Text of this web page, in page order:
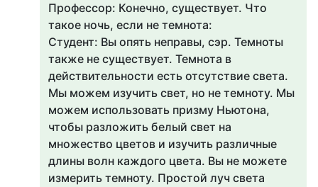
Профессор: Конечно, существует. Что
такое ночь, если не темнота:
Студент: Вы опять неправы, сэр. Темноты
также не существует. Темнота в
действительности есть отсутствие света.
Мы можем изучить свет, но не темноту. Мы
можем использовать призму Ньютона,
чтобы разложить белый свет на
множество цветов и изучить различные
длины волн каждого цвета. Вы не можете
измерить темноту. Простой луч света